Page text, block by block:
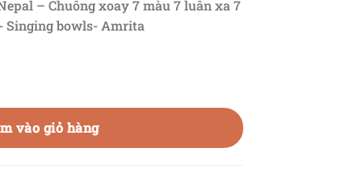
– Chuông xoay 7 màu 7 luân xa 7
bowls- Amrita
vào giỏ hàng